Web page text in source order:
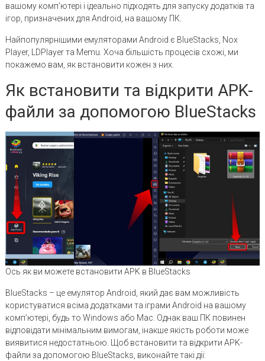
вашому комп’ютері і ідеально підходять для запуску додатків та
ігор, призначених для Android, на вашому ПК.
Найпопулярнішими емуляторами Android є BlueStacks, Nox
Player, LDPlayer та Memu. Хоча більшість процесів схожі, ми
покажемо вам, як встановити кожен з них.
Як встановити та відкрити APK-
файли за допомогою BlueStacks
Ось як ви можете встановити APK в BlueStacks
BlueStacks – це емулятор Android, який дає вам можливість
користуватися всіма додатками та іграми Android на вашому
комп’ютері, будь то Windows або Mac. Однак ваш ПК повинен
відповідати мінімальним вимогам, інакше якість роботи може
виявитися недостатньою. Щоб встановити та відкрити APK-
файли за допомогою BlueStacks, виконайте такі дії: